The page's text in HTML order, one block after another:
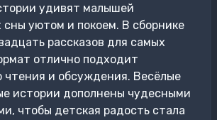
удивят малышей
сны уютом и покоем. В сборнике
рассказов для самых
отлично подходит
чтения и обсуждения. Весёлые
истории дополнены чудесными
чтобы детская радость стала